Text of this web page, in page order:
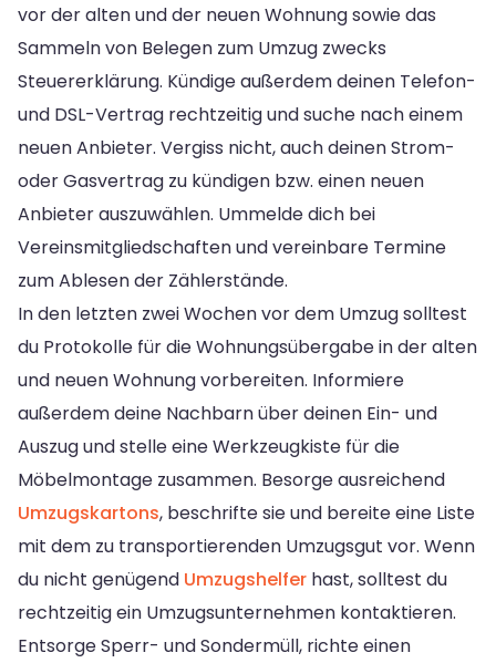
vor der alten und der neuen Wohnung sowie das
Sammeln von Belegen zum Umzug zwecks
Steuererklärung. Kündige außerdem deinen Telefon-
und DSL-Vertrag rechtzeitig und suche nach einem
neuen Anbieter. Vergiss nicht, auch deinen Strom-
oder Gasvertrag zu kündigen bzw. einen neuen
Anbieter auszuwählen. Ummelde dich bei
Vereinsmitgliedschaften und vereinbare Termine
zum Ablesen der Zählerstände.
In den letzten zwei Wochen vor dem Umzug solltest
du Protokolle für die Wohnungsübergabe in der alten
und neuen Wohnung vorbereiten. Informiere
außerdem deine Nachbarn über deinen Ein- und
Auszug und stelle eine Werkzeugkiste für die
Möbelmontage zusammen. Besorge ausreichend
Umzugskartons, beschrifte sie und bereite eine Liste
mit dem zu transportierenden Umzugsgut vor. Wenn
du nicht genügend Umzugshelfer hast, solltest du
rechtzeitig ein Umzugsunternehmen kontaktieren.
Entsorge Sperr- und Sondermüll, richte einen